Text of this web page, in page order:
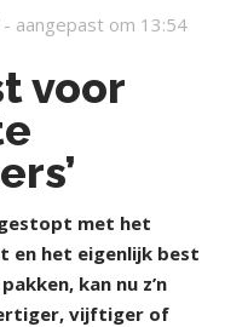
- aangepast om 13:54
voor
gestopt met het
en het eigenlijk best
kan nu z’n
vijftiger of